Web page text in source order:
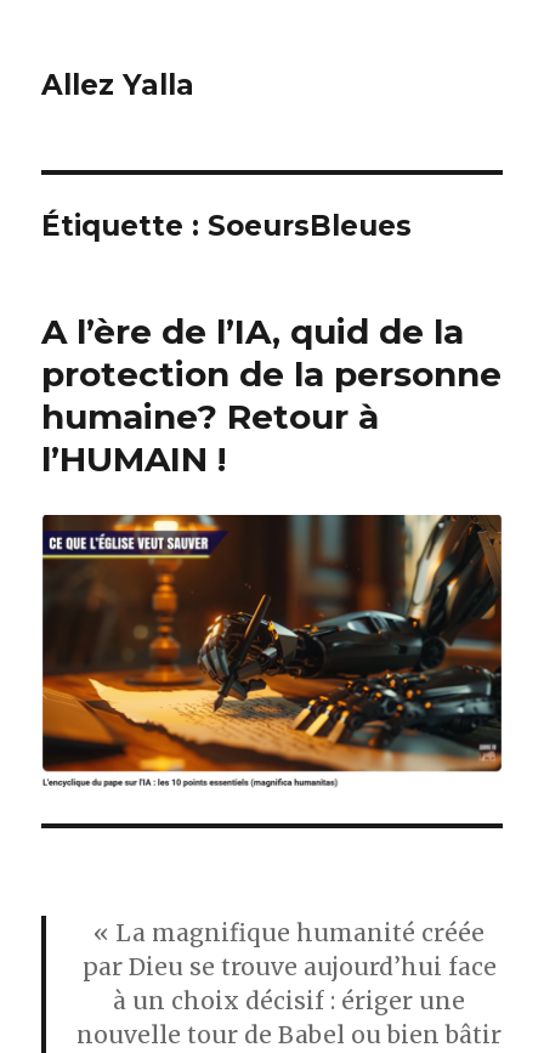
Allez Yalla
Étiquette : SoeursBleues
A l’ère de l’IA, quid de la
protection de la personne
humaine? Retour à
l’HUMAIN !
« La magnifique humanité créée
par Dieu se trouve aujourd’hui face
à un choix décisif : ériger une
nouvelle tour de Babel ou bien bâtir